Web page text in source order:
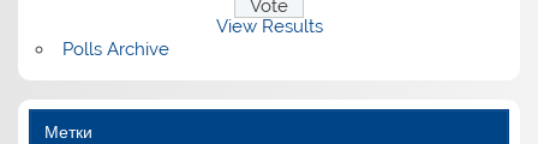
View Results
Polls Archive
Метки